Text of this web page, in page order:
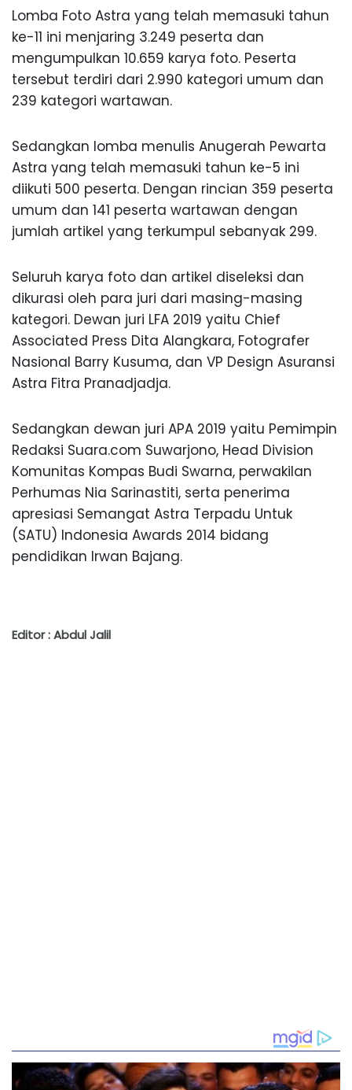
Lomba Foto Astra yang telah memasuki tahun
ke-11 ini menjaring 3.249 peserta dan
mengumpulkan 10.659 karya foto. Peserta
tersebut terdiri dari 2.990 kategori umum dan
239 kategori wartawan.
Sedangkan lomba menulis Anugerah Pewarta
Astra yang telah memasuki tahun ke-5 ini
diikuti 500 peserta. Dengan rincian 359 peserta
umum dan 141 peserta wartawan dengan
jumlah artikel yang terkumpul sebanyak 299.
Seluruh karya foto dan artikel diseleksi dan
dikurasi oleh para juri dari masing-masing
kategori. Dewan juri LFA 2019 yaitu Chief
Associated Press Dita Alangkara, Fotografer
Nasional Barry Kusuma, dan VP Design Asuransi
Astra Fitra Pranadjadja.
Sedangkan dewan juri APA 2019 yaitu Pemimpin
Redaksi Suara.com Suwarjono, Head Division
Komunitas Kompas Budi Swarna, perwakilan
Perhumas Nia Sarinastiti, serta penerima
apresiasi Semangat Astra Terpadu Untuk
(SATU) Indonesia Awards 2014 bidang
pendidikan Irwan Bajang.
Editor : Abdul Jalil